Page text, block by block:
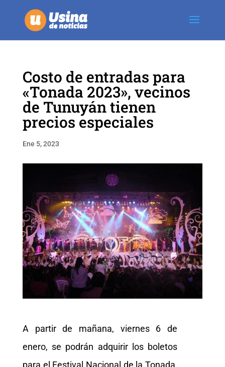
Costo de entradas para
«Tonada 2023», vecinos
de Tunuyán tienen
precios especiales
Ene 5, 2023
A partir de mañana, viernes 6 de
enero, se podrán adquirir los boletos
para el Festival Nacional de la Tonada,